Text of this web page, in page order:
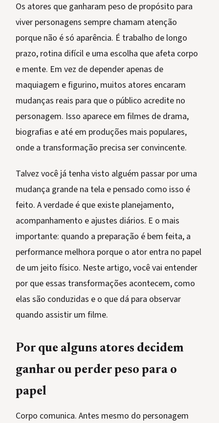
Os atores que ganharam peso de propósito para
viver personagens sempre chamam atenção
porque não é só aparência. É trabalho de longo
prazo, rotina difícil e uma escolha que afeta corpo
e mente. Em vez de depender apenas de
maquiagem e figurino, muitos atores encaram
mudanças reais para que o público acredite no
personagem. Isso aparece em filmes de drama,
biografias e até em produções mais populares,
onde a transformação precisa ser convincente.
Talvez você já tenha visto alguém passar por uma
mudança grande na tela e pensado como isso é
feito. A verdade é que existe planejamento,
acompanhamento e ajustes diários. E o mais
importante: quando a preparação é bem feita, a
performance melhora porque o ator entra no papel
de um jeito físico. Neste artigo, você vai entender
por que essas transformações acontecem, como
elas são conduzidas e o que dá para observar
quando assistir um filme.
Por que alguns atores decidem
ganhar ou perder peso para o
papel
Corpo comunica. Antes mesmo do personagem